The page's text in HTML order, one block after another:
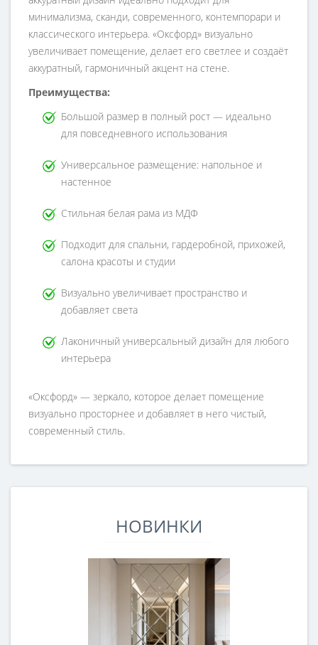
минимализма, сканди, современного, контемпорари и
классического интерьера. «Оксфорд» визуально
увеличивает помещение, делает его светлее и создаёт
аккуратный, гармоничный акцент на стене.
Преимущества:
Большой размер в полный рост — идеально
для повседневного использования
Универсальное размещение: напольное и
настенное
Стильная белая рама из МДФ
Подходит для спальни, гардеробной, прихожей,
салона красоты и студии
Визуально увеличивает пространство и
добавляет света
Лаконичный универсальный дизайн для любого
интерьера
«Оксфорд» — зеркало, которое делает помещение
визуально просторнее и добавляет в него чистый,
современный стиль.
НОВИНКИ